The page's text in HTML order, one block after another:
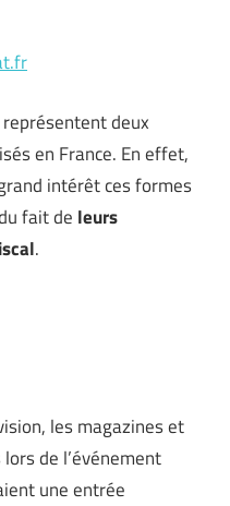
deux
en France. En effet,
intérêt ces formes
fait de leurs
.
les magazines et
de l’événement
une entrée